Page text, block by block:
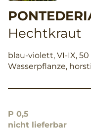
Hechtkraut
blau-violett, VI-IX,
Wasserpflanze,
P 0,5
nicht lieferbar